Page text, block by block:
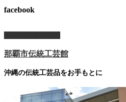
facebook
那覇市伝統工芸館
沖縄の伝統工芸品をお手もとに